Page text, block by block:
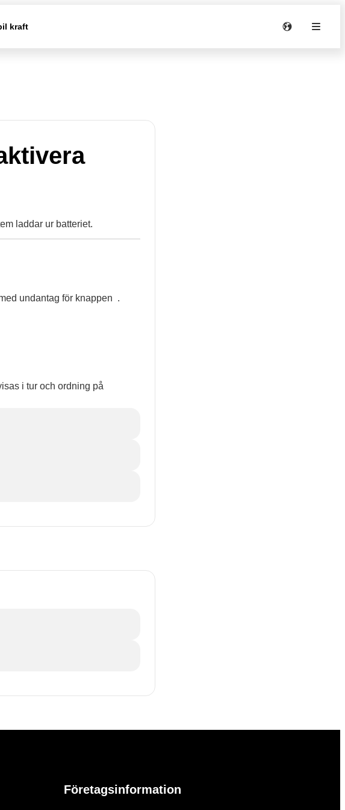
kraft
laddar ur batteriet.
undantag för knappen .
i tur och ordning på
Företagsinformation